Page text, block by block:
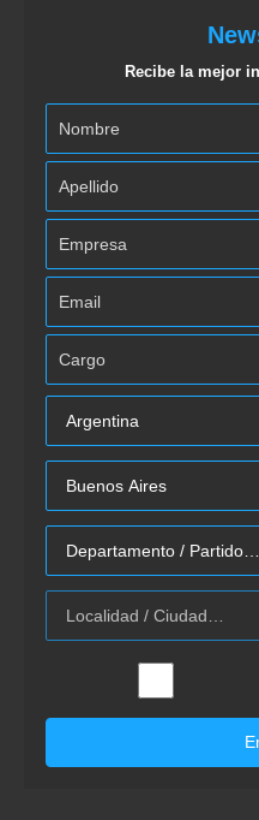
Recibe la mejor